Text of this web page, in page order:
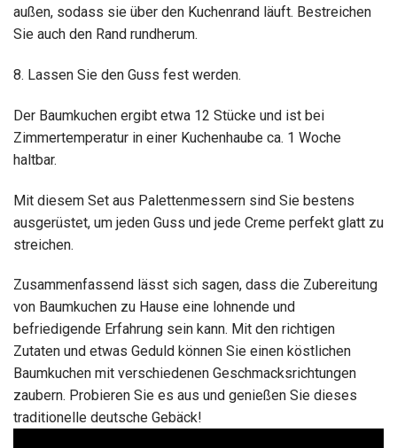
außen, sodass sie über den Kuchenrand läuft. Bestreichen
Sie auch den Rand rundherum.
8. Lassen Sie den Guss fest werden.
Der Baumkuchen ergibt etwa 12 Stücke und ist bei
Zimmertemperatur in einer Kuchenhaube ca. 1 Woche
haltbar.
Mit diesem Set aus Palettenmessern sind Sie bestens
ausgerüstet, um jeden Guss und jede Creme perfekt glatt zu
streichen.
Zusammenfassend lässt sich sagen, dass die Zubereitung
von Baumkuchen zu Hause eine lohnende und
befriedigende Erfahrung sein kann. Mit den richtigen
Zutaten und etwas Geduld können Sie einen köstlichen
Baumkuchen mit verschiedenen Geschmacksrichtungen
zaubern. Probieren Sie es aus und genießen Sie dieses
traditionelle deutsche Gebäck!